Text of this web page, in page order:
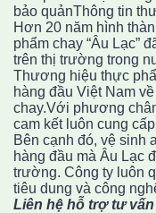
bảo quảnThông tin
Hơn 20 năm hình
phẩm chay “Âu Lạc”
trên thị trường trong
Thương hiệu thực
hàng đầu Việt Nam
chay.Với phương
cam kết luôn cung
Bên cạnh đó, vệ sinh
hàng đầu mà Âu Lạc
trường. Công ty luôn
tiêu dung và công
Liên hệ hỗ trợ tư